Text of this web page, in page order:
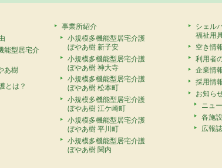
能型居宅介
あ樹
とは？
事業所紹介
小規模多機能型居宅介護
ぼやあ樹 新子安
小規模多機能型居宅介護
ぼやあ樹 神大寺
小規模多機能型居宅介護
ぼやあ樹 松本町
小規模多機能型居宅介護
ぼやあ樹 江ケ崎町
小規模多機能型居宅介護
ぼやあ樹 平川町
小規模多機能型居宅介護
ぼやあ樹 関内
シェル
福祉用
空き情
利用者
企業情
採用情
お知ら
ニュ
各施
広報